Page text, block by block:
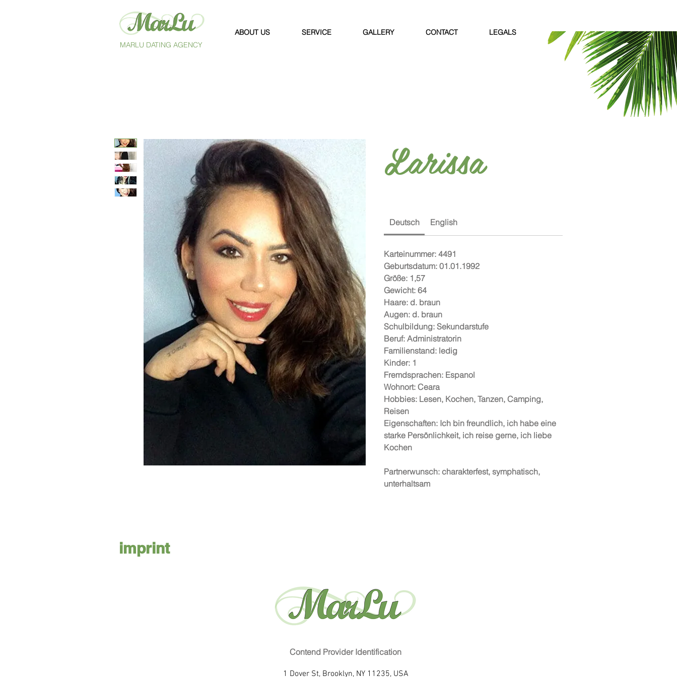
MARLU DATING AGENCY
ABOUT US SERVICE GALLERY CONTACT LEGALS
Larissa
Deutsch English
Karteinummer: 4491
Geburtsdatum: 01.01.1992
Größe: 1,57
Gewicht: 64
Haare: d. braun
Augen: d. braun
Schulbildung: Sekundarstufe
Beruf: Administratorin
Familienstand: ledig
Kinder: 1
Fremdsprachen: Espanol
Wohnort: Ceara
Hobbies: Lesen, Kochen, Tanzen, Camping,
Reisen
Eigenschaften: Ich bin freundlich, ich habe eine
starke Persönlichkeit, ich reise gerne, ich liebe
Kochen
Partnerwunsch: charakterfest, symphatisch,
unterhaltsam
Contend Provider Identification
1 Dover St, Brooklyn, NY 11235, USA
imprint